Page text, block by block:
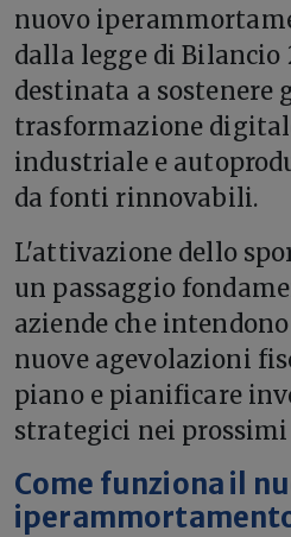
nuovo
dalla legge di Bilancio
destinata a
trasformazione
industriale e
da fonti rinnovabili.
L'attivazione dello
un passaggio
aziende che
nuove agevolazioni
piano e pianificare
strategici nei
Come funziona il